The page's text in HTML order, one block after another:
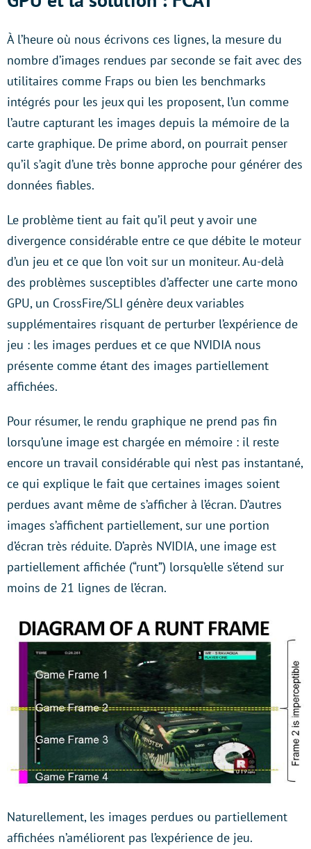
À l’heure où nous écrivons ces lignes, la mesure du
nombre d’images rendues par seconde se fait avec des
utilitaires comme Fraps ou bien les benchmarks
intégrés pour les jeux qui les proposent, l’un comme
l’autre capturant les images depuis la mémoire de la
carte graphique. De prime abord, on pourrait penser
qu’il s’agit d’une très bonne approche pour générer des
données fiables.
Le problème tient au fait qu’il peut y avoir une
divergence considérable entre ce que débite le moteur
d’un jeu et ce que l’on voit sur un moniteur. Au-delà
des problèmes susceptibles d’affecter une carte mono
GPU, un CrossFire/SLI génère deux variables
supplémentaires risquant de perturber l’expérience de
jeu : les images perdues et ce que NVIDIA nous
présente comme étant des images partiellement
affichées.
Pour résumer, le rendu graphique ne prend pas fin
lorsqu’une image est chargée en mémoire : il reste
encore un travail considérable qui n’est pas instantané,
ce qui explique le fait que certaines images soient
perdues avant même de s’afficher à l’écran. D’autres
images s’affichent partiellement, sur une portion
d’écran très réduite. D’après NVIDIA, une image est
partiellement affichée (“runt”) lorsqu’elle s’étend sur
moins de 21 lignes de l’écran.
Naturellement, les images perdues ou partiellement
affichées n’améliorent pas l’expérience de jeu.